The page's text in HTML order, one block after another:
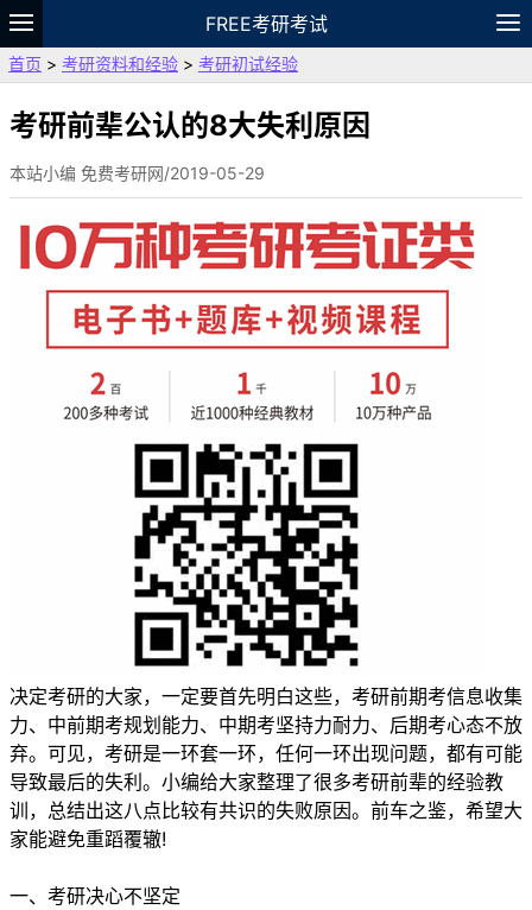
FREE考研考试
题库
故事 专题 APP
VIP
资料
首页 > 考研资料和经验 > 考研初试经验
考研前辈公认的8大失利原因
本站小编 免费考研网/2019-05-29
决定考研的大家，一定要首先明白这些，考研前期考信息收集
力、中前期考规划能力、中期考坚持力耐力、后期考心态不放
弃。可见，考研是一环套一环，任何一环出现问题，都有可能
导致最后的失利。小编给大家整理了很多考研前辈的经验教
训，总结出这八点比较有共识的失败原因。前车之鉴，希望大
家能避免重蹈覆辙!
一、考研决心不坚定